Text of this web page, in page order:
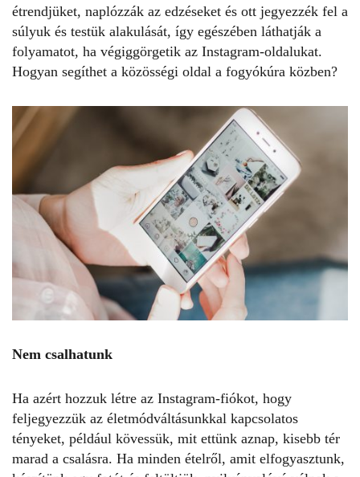
étrendjüket, naplózzák az edzéseket és ott jegyezzék fel a
súlyuk és testük alakulását, így egészében láthatják a
folyamatot, ha végiggörgetik az Instagram-oldalukat.
Hogyan segíthet a közösségi oldal a fogyókúra közben?
Nem csalhatunk
Ha azért hozzuk létre az Instagram-fiókot, hogy
feljegyezzük az életmódváltásunkkal kapcsolatos
tényeket, például kövessük, mit ettünk aznap, kisebb tér
marad a csalásra. Ha minden ételről, amit elfogyasztunk,